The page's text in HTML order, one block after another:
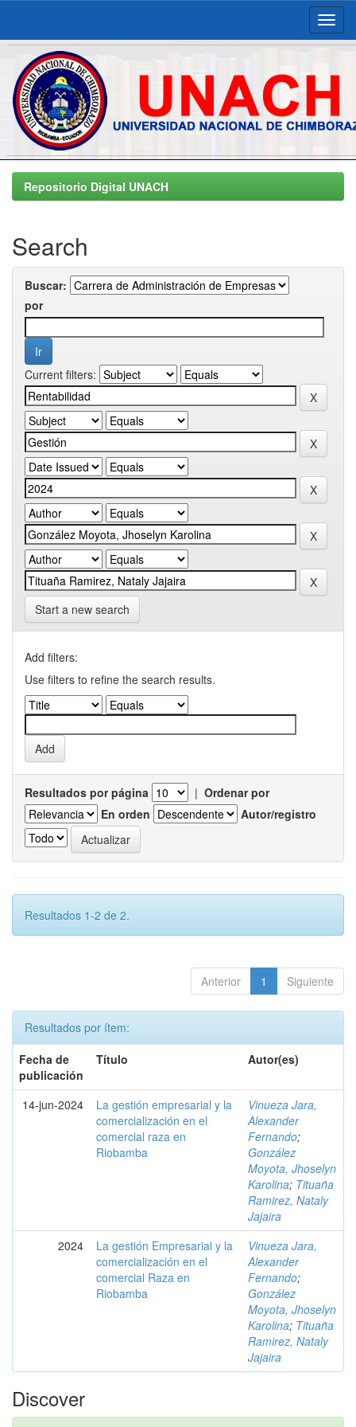
Skip
navigationRepositorio Digital UNACH
Search
Buscar:
por
Current filters:
Start a new search
Add filters:
Use filters to refine the search results.
Resultados por página | Ordenar por
En orden
Autor/registro
Resultados 1-2 de 2.
Anterior 1 Siguiente
Resultados por ítem:
Fecha de
publicación
Título Autor(es)
14-jun-2024
La gestión empresarial y la
comercialización en el
comercial raza en
Riobamba
Vinueza Jara,
Alexander
Fernando;
González
Moyota, Jhoselyn
Karolina; Tituaña
Ramirez, Nataly
Jajaira
2024
La gestión Empresarial y la
comercialización en el
comercial Raza en
Riobamba
Vinueza Jara,
Alexander
Fernando;
González
Moyota, Jhoselyn
Karolina; Tituaña
Ramirez, Nataly
Jajaira
Discover